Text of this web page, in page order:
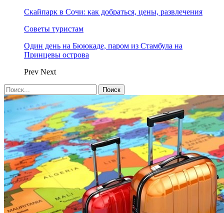
Скайпарк в Сочи: как добраться, цены, развлечения
Советы туристам
Один день на Бююкаде, паром из Стамбула на
Принцевы острова
Prev Next